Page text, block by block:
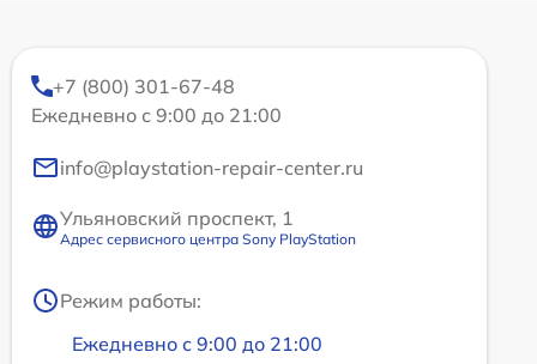
+7 (800) 301-67-48
Ежедневно с 9:00 до 21:00
info@playstation-repair-center.ru
Ульяновский проспект, 1
Адрес сервисного центра Sony PlayStation
Режим работы:
Ежедневно с 9:00 до 21:00